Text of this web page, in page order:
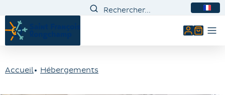
Mon
Accueil Hébergements